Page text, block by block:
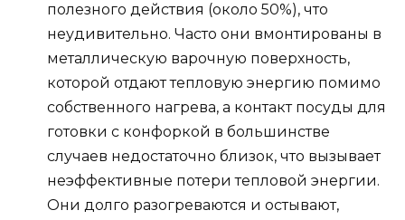
полезного действия (около 50%), что
неудивительно. Часто они вмонтированы в
металлическую варочную поверхность,
которой отдают тепловую энергию помимо
собственного нагрева, а контакт посуды для
готовки с конфоркой в большинстве
случаев недостаточно близок, что вызывает
неэффективные потери тепловой энергии.
Они долго разогреваются и остывают,